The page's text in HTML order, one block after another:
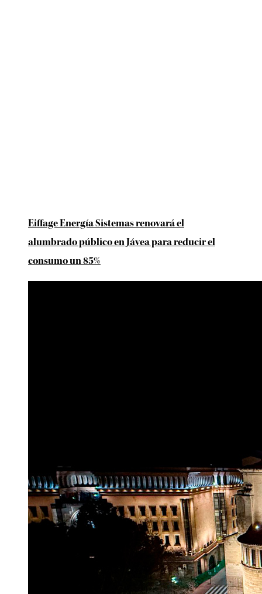
Eiffage Energía Sistemas renovará el
alumbrado público en Jávea para reducir el
consumo un 85%